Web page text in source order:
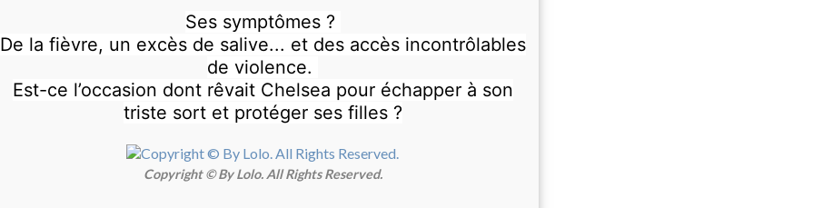
Ses symptômes ?
De la fièvre, un excès de salive... et des accès incontrôlables
de violence.
Est-ce l’occasion dont rêvait Chelsea pour échapper à son
triste sort et protéger ses filles ?
Copyright © By Lolo. All Rights Reserved.